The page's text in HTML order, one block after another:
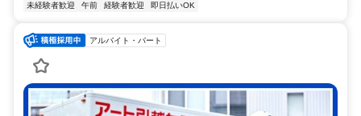
未経験者歓迎
午前 経験者歓迎 即日払いOK
アルバイト・パート